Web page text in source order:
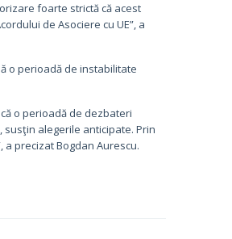
foarte strictă că acest
de Asociere cu UE”, a
o perioadă de instabilitate
o perioadă de dezbateri
susţin alegerile anticipate. Prin
precizat Bogdan Aurescu.